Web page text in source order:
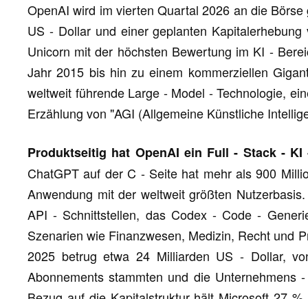
OpenAI wird im vierten Quartal 2026 an die
US - Dollar und einer geplanten
Unicorn mit der höchsten Bewertung im KI -
Jahr 2015 bis hin zu einem kommerziellen
weltweit führende Large - Model - Technologie,
Erzählung von "AGI (Allgemeine Künstliche
Produktseitig hat OpenAI ein Full - Stack -
ChatGPT auf der C - Seite hat mehr als 900
Anwendung mit der weltweit größten
API - Schnittstellen, das Codex - Code -
Szenarien wie Finanzwesen, Medizin, Recht und
2025 betrug etwa 24 Milliarden US - Dollar,
Abonnements stammten und die